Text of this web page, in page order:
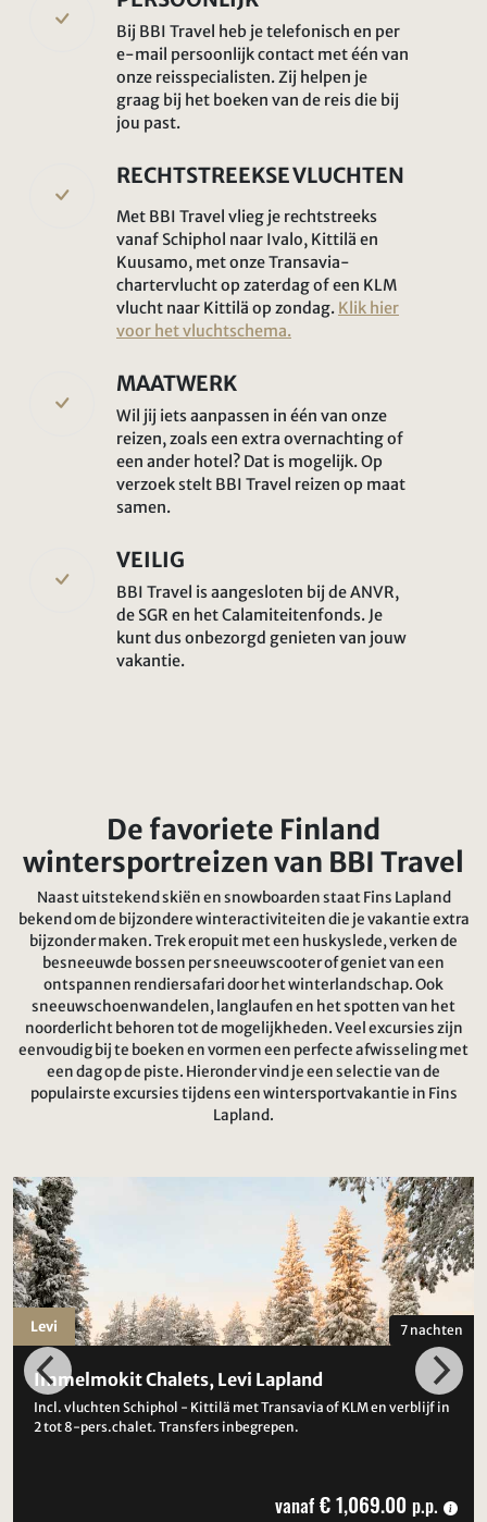
Bij BBI Travel heb je telefonisch en per
e-mail persoonlijk contact met één van
onze reisspecialisten. Zij helpen je
graag bij het boeken van de reis die bij
jou past.
RECHTSTREEKSE VLUCHTEN
Met BBI Travel vlieg je rechtstreeks
vanaf Schiphol naar Ivalo, Kittilä en
Kuusamo, met onze Transavia-
chartervlucht op zaterdag of een KLM
vlucht naar Kittilä op zondag. Klik hier
voor het vluchtschema.
MAATWERK
Wil jij iets aanpassen in één van onze
reizen, zoals een extra overnachting of
een ander hotel? Dat is mogelijk. Op
verzoek stelt BBI Travel reizen op maat
samen.
VEILIG
BBI Travel is aangesloten bij de ANVR,
de SGR en het Calamiteitenfonds. Je
kunt dus onbezorgd genieten van jouw
vakantie.
De favoriete Finland
wintersportreizen van BBI Travel
Naast uitstekend skiën en snowboarden staat Fins Lapland
bekend om de bijzondere winteractiviteiten die je vakantie extra
bijzonder maken. Trek eropuit met een huskyslede, verken de
besneeuwde bossen per sneeuwscooter of geniet van een
ontspannen rendiersafari door het winterlandschap. Ook
sneeuwschoenwandelen, langlaufen en het spotten van het
noorderlicht behoren tot de mogelijkheden. Veel excursies zijn
eenvoudig bij te boeken en vormen een perfecte afwisseling met
een dag op de piste. Hieronder vind je een selectie van de
populairste excursies tijdens een wintersportvakantie in Fins
Lapland.
7 nachten
vanaf € 1,069.00 p.p.
Immelmokit Chalets, Levi Lapland
Incl. vluchten Schiphol - Kittilä met Transavia of KLM en verblijf in
2 tot 8-pers.chalet. Transfers inbegrepen.
Levi